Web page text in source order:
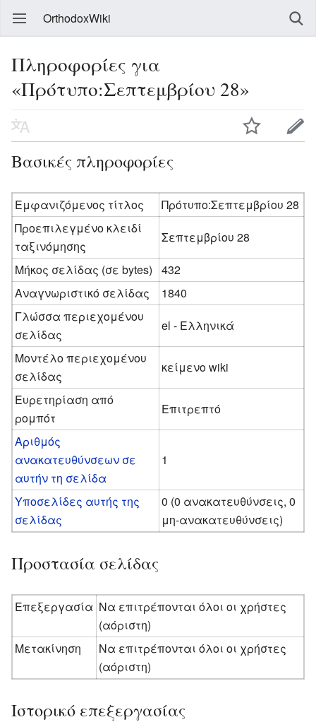
OrthodoxWiki
Πληροφορίες για
«Πρότυπο:Σεπτεμβρίου 28»
Βασικές πληροφορίες
Εμφανιζόμενος τίτλος
Πρότυπο:Σεπτεμβρίου 28
Προεπιλεγμένο κλειδί
ταξινόμησης
Σεπτεμβρίου 28
Μήκος σελίδας (σε bytes)
432
Αναγνωριστικό σελίδας
1840
Γλώσσα περιεχομένου
σελίδας
el - Ελληνικά
Μοντέλο περιεχομένου
σελίδας
κείμενο wiki
Ευρετηρίαση από
ρομπότ
Επιτρεπτό
Αριθμός
ανακατευθύνσεων σε
αυτήν τη σελίδα
1
Υποσελίδες αυτής της
σελίδας
0 (0 ανακατευθύνσεις, 0
μη-ανακατευθύνσεις)
Προστασία σελίδας
Επεξεργασία Να επιτρέπονται όλοι οι χρήστες
(αόριστη)
Μετακίνηση
Να επιτρέπονται όλοι οι χρήστες
(αόριστη)
Ιστορικό επεξεργασίας